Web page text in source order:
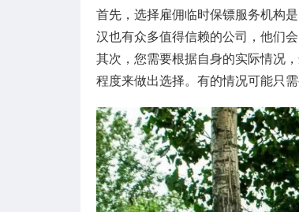
首先，选择雇佣临时保镖服务机构
汉也有众多值得信赖的公司，他们
其次，您需要根据自身的实际情况
程度来做出选择。有的情况可能只